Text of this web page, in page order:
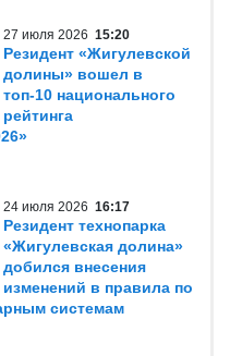
27 июля 2026 15:20
Резидент «Жигулевской
долины» вошел в
топ-10 национального
рейтинга
24 июля 2026 16:17
Резидент технопарка
«Жигулевская долина»
добился внесения
изменений в правила по
системам